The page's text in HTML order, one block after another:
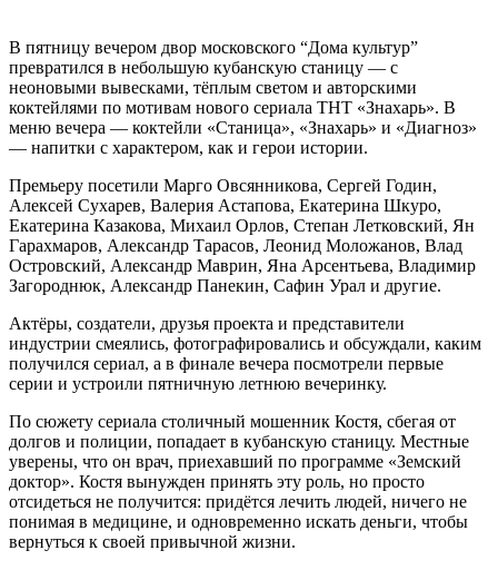
В пятницу вечером двор московского “Дома культур”
превратился в небольшую кубанскую станицу — с
неоновыми вывесками, тёплым светом и авторскими
коктейлями по мотивам нового сериала ТНТ «Знахарь». В
меню вечера — коктейли «Станица», «Знахарь» и «Диагноз»
— напитки с характером, как и герои истории.
Премьеру посетили Марго Овсянникова, Сергей Годин,
Алексей Сухарев, Валерия Астапова, Екатерина Шкуро,
Екатерина Казакова, Михаил Орлов, Степан Летковский, Ян
Гарахмаров, Александр Тарасов, Леонид Моложанов, Влад
Островский, Александр Маврин, Яна Арсентьева, Владимир
Загороднюк, Александр Панекин, Сафин Урал и другие.
Актёры, создатели, друзья проекта и представители
индустрии смеялись, фотографировались и обсуждали, каким
получился сериал, а в финале вечера посмотрели первые
серии и устроили пятничную летнюю вечеринку.
По сюжету сериала столичный мошенник Костя, сбегая от
долгов и полиции, попадает в кубанскую станицу. Местные
уверены, что он врач, приехавший по программе «Земский
доктор». Костя вынужден принять эту роль, но просто
отсидеться не получится: придётся лечить людей, ничего не
понимая в медицине, и одновременно искать деньги, чтобы
вернуться к своей привычной жизни.